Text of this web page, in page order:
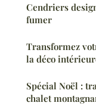
Cendriers
fumer
Transformez
la déco
Spécial Noël :
chalet